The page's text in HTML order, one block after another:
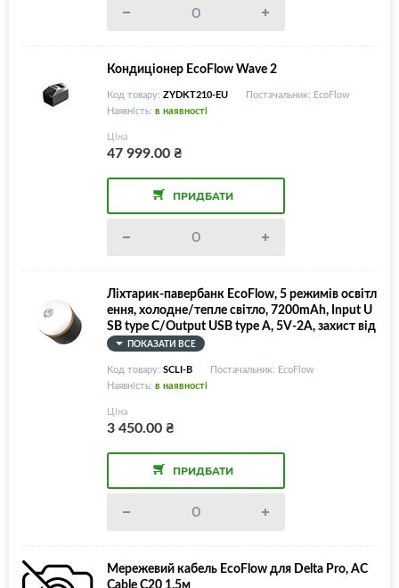
Кондиціонер EcoFlow Wave 2
Код товару: ZYDKT210-EU
Постачальник: EcoFlow
Наявність: в наявності
Ціна
47 999.00₴
ПРИДБАТИ
Ліхтарик-павербанк EcoFlow, 5 режимів освітл
ення, холодне/тепле світло, 7200mAh, Input U
SB type C/Output USB type A, 5V-2A, захист від
води IP65
ПОКАЗАТИ ВСЕ
Код товару: SCLI-B
Постачальник: EcoFlow
Наявність: в наявності
Ціна
3 450.00₴
ПРИДБАТИ
Мережевий кабель EcoFlow для Delta Pro, AC
Cable C20 1.5м